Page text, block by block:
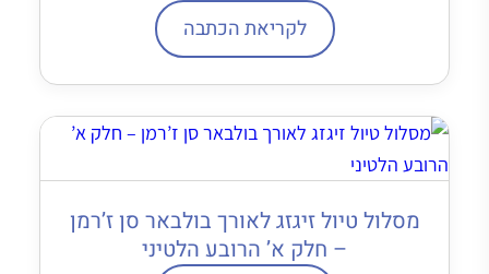
לקריאת הכתבה
מסלול טיול זיגזג לאורך בולבאר סן ז’רמן
– חלק א’ הרובע הלטיני